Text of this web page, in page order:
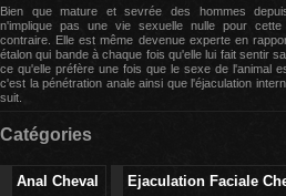
Bien que mature et sevrée des hommes
n'implique pas une vie sexuelle nulle pour cette
contraire. Elle est même devenue experte en
étalon qui bande à chaque fois qu'elle lui fait sentir
ce qu'elle préfère une fois que le sexe de l'animal
c'est la pénétration anale ainsi que l'éjaculation
suit.
Catégories
Anal Cheval
Ejaculation Faciale